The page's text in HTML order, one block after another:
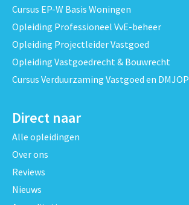
Cursus EP-W Basis Woningen
Opleiding Professioneel VvE-beheer
Opleiding Projectleider Vastgoed
Opleiding Vastgoedrecht & Bouwrecht
Cursus Verduurzaming Vastgoed en DMJOP
Direct naar
Alle opleidingen
Over ons
Reviews
Nieuws